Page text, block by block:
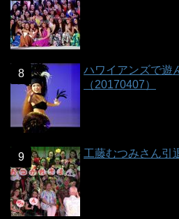
ハワイアンズで遊
（20170407）
工藤むつみさん引